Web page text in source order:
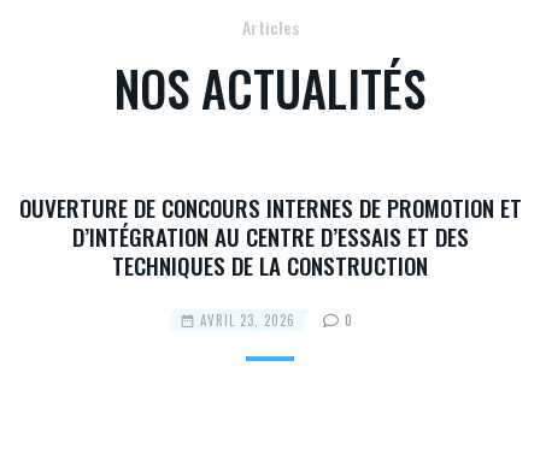
Articles
NOS ACTUALITÉS
OUVERTURE DE CONCOURS INTERNES DE PROMOTION ET
D’INTÉGRATION AU CENTRE D’ESSAIS ET DES
TECHNIQUES DE LA CONSTRUCTION
AVRIL 23, 2026 0